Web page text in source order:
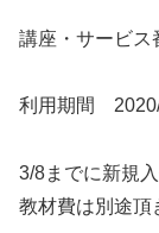
講座・サービス
利用期間
3/8までに新規
教材費は別途頂